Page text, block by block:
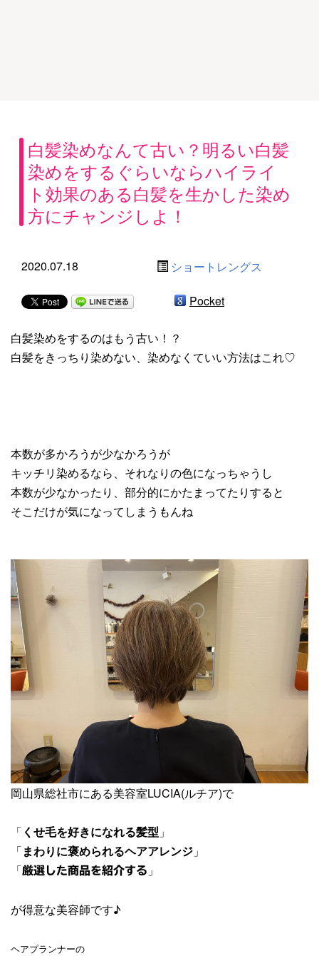
白髪染めなんて古い？明るい白髪
染めをするぐらいならハイライ
ト効果のある白髪を生かした染め
方にチャンジしよ！
2020.07.18 ショートレングス
Pocket
白髪染めをするのはもう古い！？
白髪をきっちり染めない、染めなくていい方法はこれ♡
本数が多かろうが少なかろうが
キッチリ染めるなら、それなりの色になっちゃうし
本数が少なかったり、部分的にかたまってたりすると
そこだけが気になってしまうもんね
岡山県総社市にある美容室LUCIA(ルチア)で
「 くせ毛を好きになれる髪型 」
「まわりに褒められるヘアアレンジ 」
「厳選した商品を紹介する 」
が得意な美容師です♪
ヘアプランナーの